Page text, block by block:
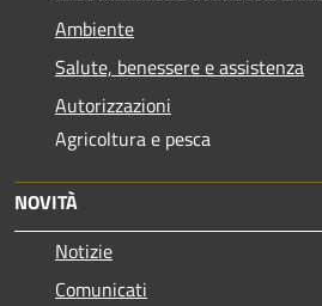
Ambiente
Salute, benessere e assistenza
Autorizzazioni
Agricoltura e pesca
NOVITÀ
Notizie
Comunicati